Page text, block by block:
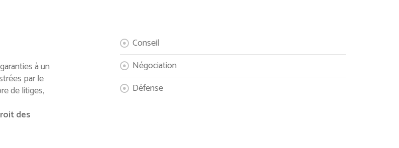
à un
par le
de litiges,
des
Conseil
Négociation
Défense